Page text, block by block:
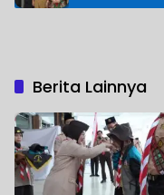
Berita Lainnya